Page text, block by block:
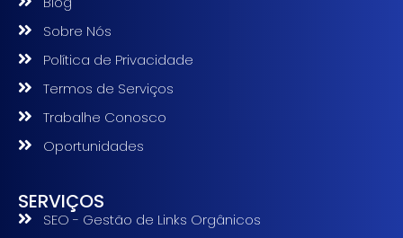
Sobre Nós
Política de Privacidade
Termos de Serviços
Trabalhe Conosco
Oportunidades
SERVIÇOS
SEO - Gestão de Links Orgânicos